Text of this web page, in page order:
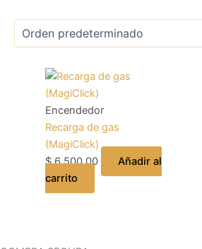
Encendedor
Recarga de gas
(MagiClick)
$6.500,00
Añadir al
carrito